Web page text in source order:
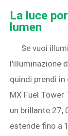
La luce
lumen
Se vuoi
l'illuminazione
quindi prendi
MX Fuel Tower
un brillante 27,
estende fino a